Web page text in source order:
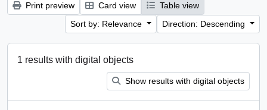
Print preview Card view
Table view
Sort by: Relevance
Direction: Descending
1 results with digital objects
Show results with digital objects